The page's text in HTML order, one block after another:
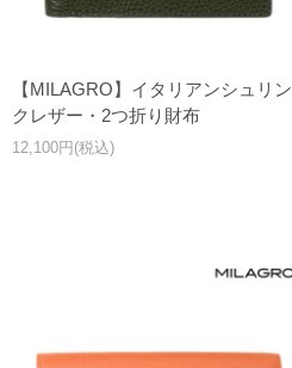
【MILAGRO】イタリアンシュリン
クレザー・2つ折り財布
12,100円(税込)